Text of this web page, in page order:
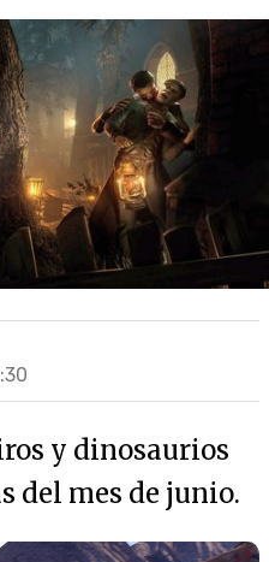
y dinosaurios
del mes de junio.